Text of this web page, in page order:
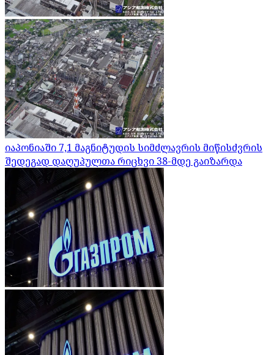
იაპონიაში 7,1 მაგნიტუდის სიმძლავრის მიწისძვრის
შედეგად დაღუპულთა რიცხვი 38-მდე გაიზარდა